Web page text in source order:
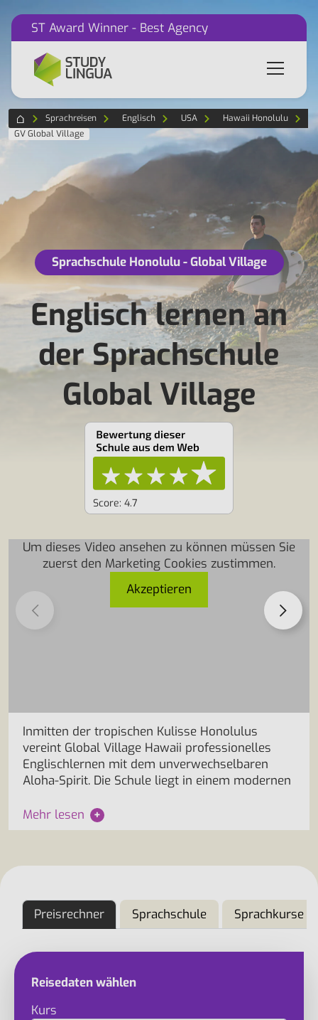
ST Award Winner - Best Agency
Sprachreisen Englisch USA
Hawaii Honolulu
GV Global Village
Sprachschule Honolulu - Global Village
Englisch lernen an
der Sprachschule
Global Village
Score: 4.7
Um dieses Video ansehen zu können müssen Sie
zuerst den Marketing Cookies zustimmen.
Akzeptieren
Inmitten der tropischen Kulisse Honolulus
vereint Global Village Hawaii professionelles
Englischlernen mit dem unverwechselbaren
Aloha-Spirit. Die Schule liegt in einem modernen
Mehr lesen +
Preisrechner Sprachschule Sprachkurse
Reisedaten wählen
Kurs